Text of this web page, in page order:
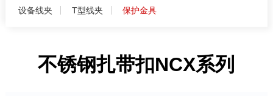
设备线夹 T型线夹 保护金具
不锈钢扎带扣NCX系列